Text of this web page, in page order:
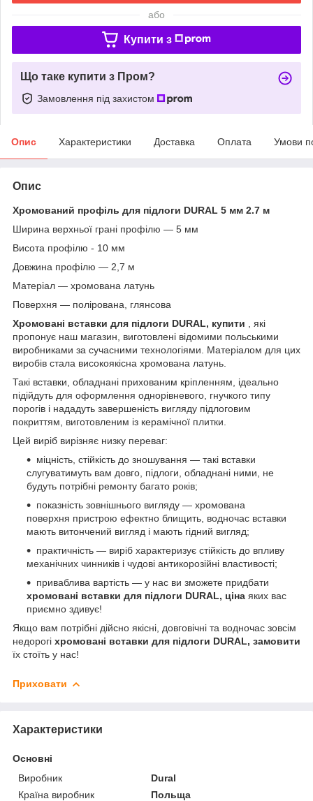
або
Купити з
Що таке купити з Пром?
Замовлення під захистом
Опис Характеристики Доставка Оплата Умови
Опис
Хромований профіль для підлоги DURAL 5 мм 2.7 м
Ширина верхньої грані профілю — 5 мм
Висота профілю - 10 мм
Довжина профілю — 2,7 м
Матеріал — хромована латунь
Поверхня — полірована, глянсова
Хромовані вставки для підлоги DURAL, купити , які
пропонує наш магазин, виготовлені відомими польськими
виробниками за сучасними технологіями. Матеріалом для цих
виробів стала високоякісна хромована латунь.
Такі вставки, обладнані прихованим кріпленням, ідеально
підійдуть для оформлення однорівневого, гнучкого типу
порогів і нададуть завершеність вигляду підлоговим
покриттям, виготовленим із керамічної плитки.
Цей виріб вирізняє низку переваг:
міцність, стійкість до зношування — такі вставки
слугуватимуть вам довго, підлоги, обладнані ними, не
будуть потрібні ремонту багато років;
показність зовнішнього вигляду — хромована
поверхня пристрою ефектно блищить, водночас вставки
мають витончений вигляд і мають гідний вигляд;
практичність — виріб характеризує стійкість до впливу
механічних чинників і чудові антикорозійні властивості;
приваблива вартість — у нас ви зможете придбати
хромовані вставки для підлоги DURAL, ціна яких вас
приємно здивує!
Якщо вам потрібні дійсно якісні, довговічні та водночас зовсім
недорогі хромовані вставки для підлоги DURAL, замовити
їх стоїть у нас!
Приховати
Характеристики
Основні
Виробник
Dural
Країна виробник
Польща